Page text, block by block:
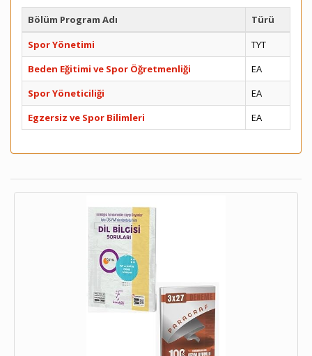
Bölüm Program Adı
Türü
Spor Yönetimi
TYT
Beden Eğitimi ve Spor Öğretmenliği
EA
Spor Yöneticiliği
EA
Egzersiz ve Spor Bilimleri
EA